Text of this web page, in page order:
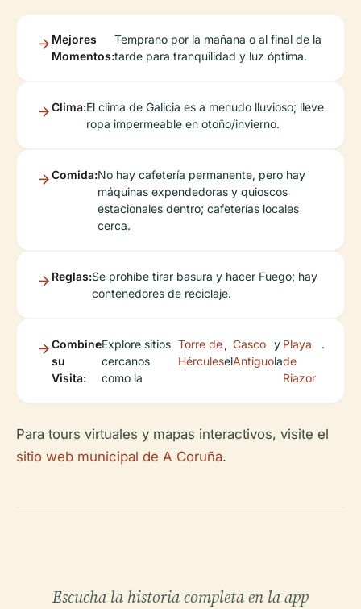
Mejores
Momentos:
Temprano por la mañana o al final de la
tarde para tranquilidad y luz óptima.
Clima:El clima de Galicia es a menudo lluvioso; lleve
ropa impermeable en otoño/invierno.
Comida:No hay cafetería permanente, pero hay
máquinas expendedoras y quioscos
estacionales dentro; cafeterías locales
cerca.
Reglas:Se prohíbe tirar basura y hacer Fuego; hay
contenedores de reciclaje.
Combine
su
Visita:
Explore sitios
cercanos
como la
Torre de
Hércules
,
el
Casco
Antiguo
y
la
Playa
de
Riazor
.
Para tours virtuales y mapas interactivos, visite el
sitio web municipal de A Coruña.
Escucha la historia completa en la app